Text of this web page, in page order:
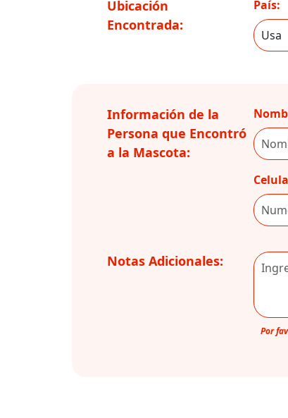
Ubicación
Encontrada:
País:
Información de la
Persona que Encontró
a la Mascota:
Notas Adicionales:
Por